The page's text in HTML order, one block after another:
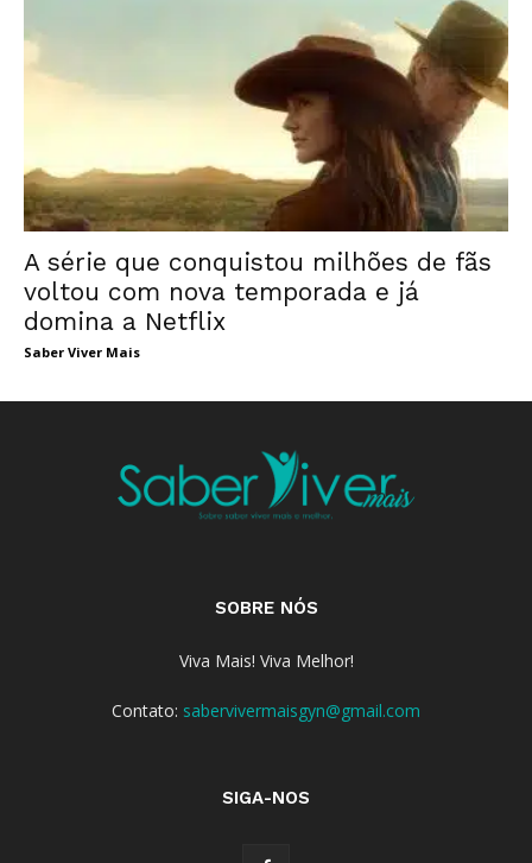
A série que conquistou milhões de fãs
voltou com nova temporada e já
domina a Netflix
Saber Viver Mais
SOBRE NÓS
Viva Mais! Viva Melhor!
Contato: sabervivermaisgyn@gmail.com
SIGA-NOS